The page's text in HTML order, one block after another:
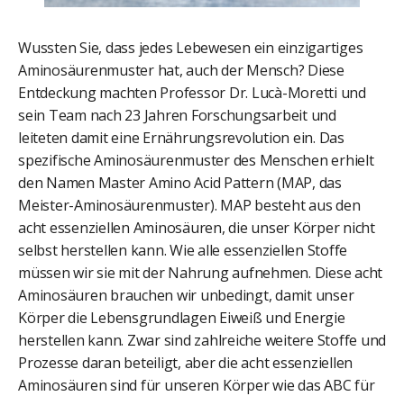
Wussten Sie, dass jedes Lebewesen ein einzigartiges
Aminosäurenmuster hat, auch der Mensch? Diese
Entdeckung machten Professor Dr. Lucà-Moretti und
sein Team nach 23 Jahren Forschungsarbeit und
leiteten damit eine Ernährungsrevolution ein. Das
spezifische Aminosäurenmuster des Menschen erhielt
den Namen Master Amino Acid Pattern (MAP, das
Meister-Aminosäurenmuster). MAP besteht aus den
acht essenziellen Aminosäuren, die unser Körper nicht
selbst herstellen kann. Wie alle essenziellen Stoffe
müssen wir sie mit der Nahrung aufnehmen. Diese acht
Aminosäuren brauchen wir unbedingt, damit unser
Körper die Lebensgrundlagen Eiweiß und Energie
herstellen kann. Zwar sind zahlreiche weitere Stoffe und
Prozesse daran beteiligt, aber die acht essenziellen
Aminosäuren sind für unseren Körper wie das ABC für